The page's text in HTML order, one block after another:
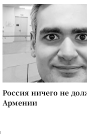
Россия ничего не
Армении